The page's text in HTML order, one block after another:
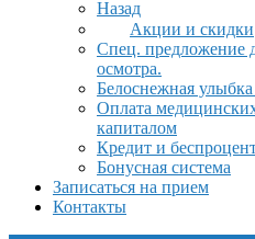
Назад
Акции и скидки
Спец. предложение
осмотра.
Белоснежная
Оплата
капиталом
Кредит и
Бонусная система
Записаться на прием
Контакты